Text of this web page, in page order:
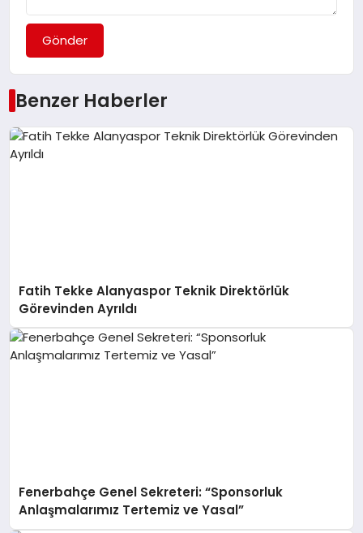
Gönder
Benzer Haberler
Fatih Tekke Alanyaspor Teknik Direktörlük
Görevinden Ayrıldı
Fenerbahçe Genel Sekreteri: “Sponsorluk
Anlaşmalarımız Tertemiz ve Yasal”